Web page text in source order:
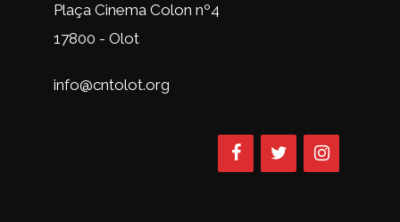
Plaça Cinema Colon nº4
17800 - Olot
info@cntolot.org